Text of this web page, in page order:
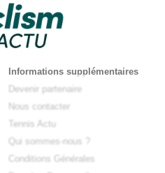
Informations supplémentaires
Devenir partenaire
Nous contacter
Tennis Actu
Qui sommes-nous ?
Conditions Générales